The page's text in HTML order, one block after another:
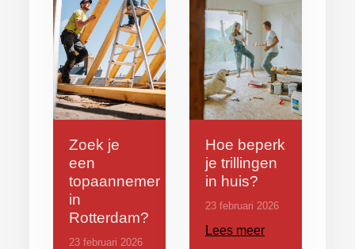
Zoek je
een
topaannemer
in
Rotterdam?
23 februari 2026
Hoe beperk
je trillingen
in huis?
23 februari 2026
Lees meer